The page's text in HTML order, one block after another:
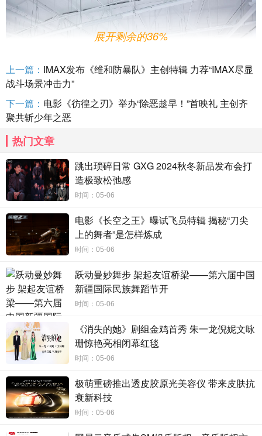
通过持续参加舞蹈仁名师课，深耕中国舞蹈文化与学习。提高自
己的舞蹈水平和职业发展竞争力。使之成为全面复合型舞蹈人才，扩
展自己的舞蹈人脉和职业发展道路。
展开剩余的36%
上一篇： IMAX发布《维和防暴队》主创特辑 力荐“IMAX尽显
战斗场景冲击力”
下一篇： 电影《彷徨之刃》举办“除恶趁早！”首映礼 主创齐
聚共斩少年之恶
热门文章
跳出琐碎日常 GXG 2024秋冬新品发布会打
造极致松弛感
时间：05-06
电影《长空之王》曝试飞员特辑 揭秘“刀尖
上的舞者”是怎样炼成
时间：05-06
跃动曼妙舞步 架起友谊桥梁——第六届中国
新疆国际民族舞蹈节开
时间：05-06
《消失的她》剧组金鸡首秀 朱一龙倪妮文咏
珊惊艳亮相闭幕红毯
时间：05-06
极萌重磅推出透皮胶原光美容仪 带来皮肤抗
衰新科技
时间：05-06